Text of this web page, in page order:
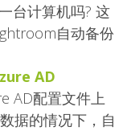
台计算机吗? 这
自动备份
AD
AD配置文件上
据的情况下，自